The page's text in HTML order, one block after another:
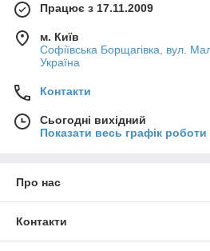
Працює з 17.11.2009
м. Київ
Софіївська Борщагівка, вул.
Україна
Контакти
Сьогодні вихідний
Показати весь графік роботи
Про нас
Контакти